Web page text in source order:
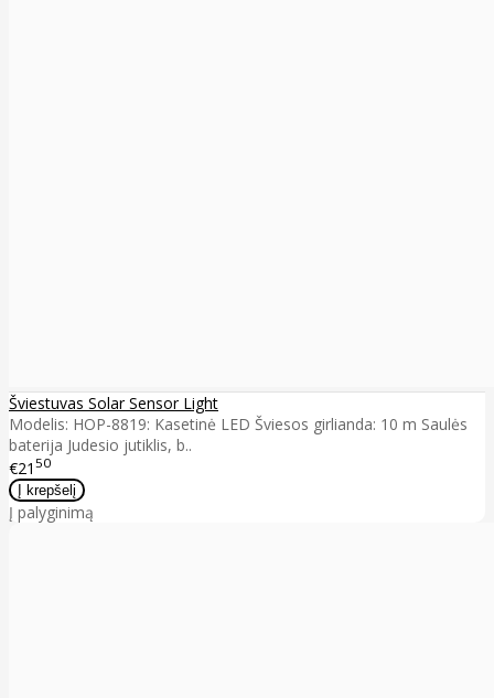
Šviestuvas Solar Sensor Light
Modelis: HOP-8819: Kasetinė LED Šviesos girlianda: 10 m Saulės
baterija Judesio jutiklis, b..
€21 50
Į palyginimą